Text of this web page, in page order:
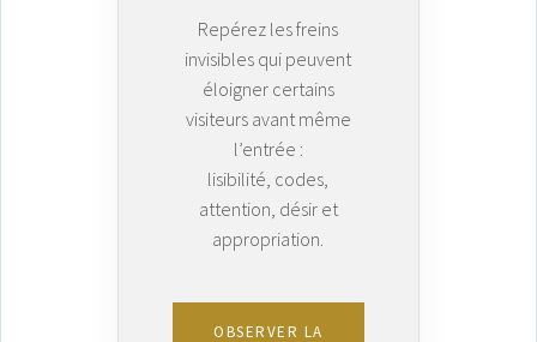
Repérez les freins
invisibles qui peuvent
éloigner certains
visiteurs avant même
l’entrée :
lisibilité, codes,
attention, désir et
appropriation.
OBSERVER LA